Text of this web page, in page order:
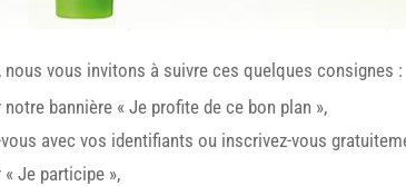
nous vous invitons à suivre ces quelques consignes :
bannière « Je profite de ce bon plan »,
avec vos identifiants ou inscrivez-vous
Je participe »,